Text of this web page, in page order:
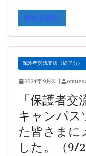
続きを読む
保護者交流支援（終了分）
2024年9月3日
「保護者
キャンパス
た皆さまに
した。（9/2